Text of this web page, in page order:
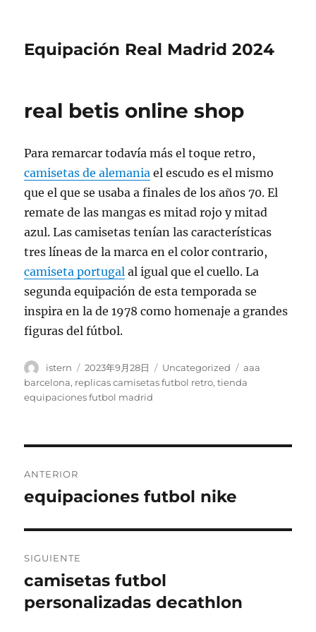
Equipación Real Madrid 2024
real betis online shop
Para remarcar todavía más el toque retro,
camisetas de alemania el escudo es el mismo
que el que se usaba a finales de los años 70. El
remate de las mangas es mitad rojo y mitad
azul. Las camisetas tenían las características
tres líneas de la marca en el color contrario,
camiseta portugal al igual que el cuello. La
segunda equipación de esta temporada se
inspira en la de 1978 como homenaje a grandes
figuras del fútbol.
Autor
istern
Publicado
el
2023年9月28日 Categorías
Uncategorized Etiquetas
aaa
barcelona, replicas camisetas futbol retro,tienda
equipaciones futbol madrid
de
ANTERIOR
Entrada
equipaciones futbol nike
SIGUIENTE
Entrada
siguiente:
camisetas futbol
personalizadas decathlon